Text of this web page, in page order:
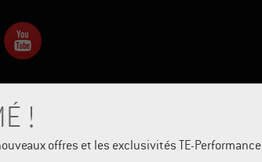
!
offres et les exclusivités TE-Performance